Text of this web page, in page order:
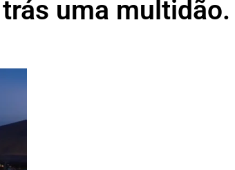
uma multidão.